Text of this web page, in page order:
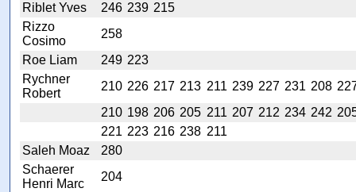
Riblet Yves
246 239 215
Rizzo
Cosimo
258
Roe Liam
249 223
Rychner
Robert
210 226 217 213 211 239 227 231 208
210 198 206 205 211 207 212 234 242
221 223 216 238 211
Saleh Moaz
280
Schaerer
Henri Marc
204